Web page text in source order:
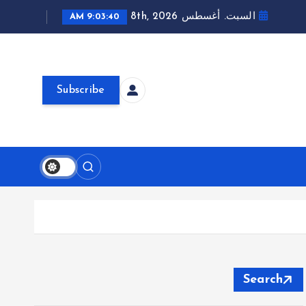
السبت. أغسطس 8th, 2026 9:03:41 AM
Subscribe
Search